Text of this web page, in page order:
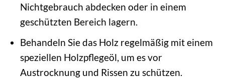
Nichtgebrauch abdecken oder in einem
geschützten Bereich lagern.
Behandeln Sie das Holz regelmäßig mit einem
speziellen Holzpflegeöl, um es vor
Austrocknung und Rissen zu schützen.